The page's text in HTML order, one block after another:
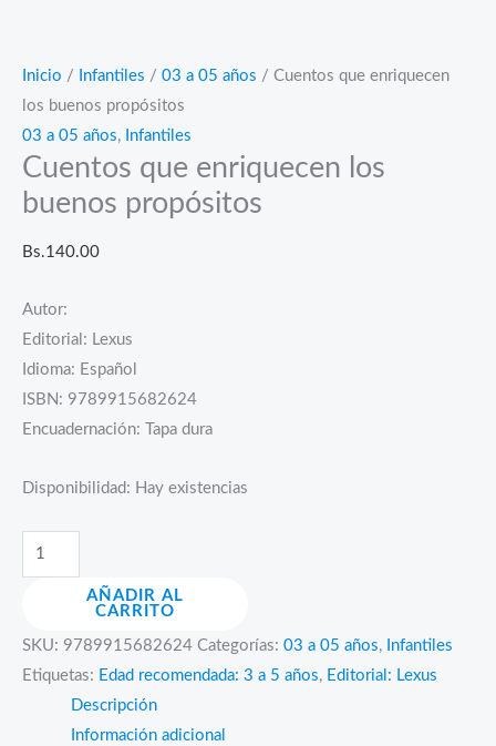
Inicio / Infantiles / 03 a 05 años / Cuentos que enriquecen
los buenos propósitos
03 a 05 años, Infantiles
Cuentos que enriquecen los
buenos propósitos
Bs.140.00
Autor:
Editorial: Lexus
Idioma: Español
ISBN: 9789915682624
Encuadernación: Tapa dura
Disponibilidad: Hay existencias
Cuentos
que
enriquecen
los
buenos
propósitos
cantidad
AÑADIR AL
CARRITO
SKU: 9789915682624 Categorías: 03 a 05 años, Infantiles
Etiquetas: Edad recomendada: 3 a 5 años, Editorial: Lexus
Descripción
Información adicional